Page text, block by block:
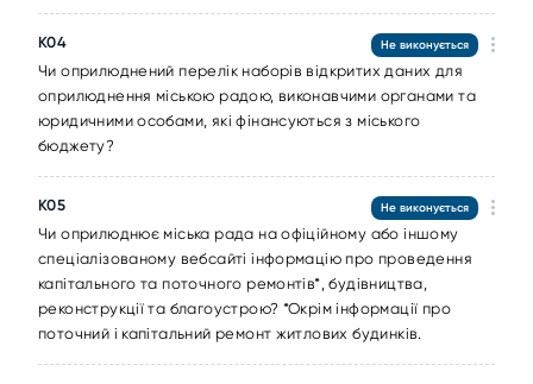
К04
Чи оприлюднений перелік наборів відкритих даних для
оприлюднення міською радою, виконавчими органами та
юридичними особами, які фінансуються з міського
бюджету?
Не виконується
К05
Чи оприлюднює міська рада на офіційному або іншому
спеціалізованому вебсайті інформацію про проведення
капітального та поточного ремонтів*, будівництва,
реконструкції та благоустрою? *Окрім інформації про
поточний і капітальний ремонт житлових будинків.
Не виконується